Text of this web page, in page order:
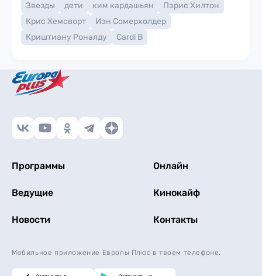
Звезды дети ким кардашьян
Пэрис Хилтон
Крис Хемсворт
Иэн Сомерхолдер
Криштиану Роналду
Cardi B
Программы Онлайн
Ведущие Кинокайф
Новости Контакты
Мобильное приложение Европы Плюс в твоем телефоне.